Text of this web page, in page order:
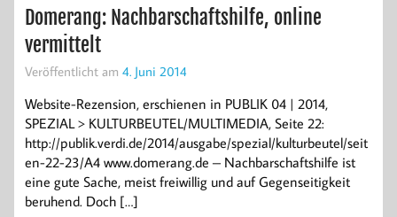
Domerang: Nachbarschaftshilfe, online
vermittelt
Veröffentlicht am 4. Juni 2014
Website-Rezension, erschienen in PUBLIK 04 | 2014,
SPEZIAL > KULTURBEUTEL/MULTIMEDIA, Seite 22:
http://publik.verdi.de/2014/ausgabe/spezial/kulturbeutel/seit
en-22-23/A4 www.domerang.de – Nachbarschaftshilfe ist
eine gute Sache, meist freiwillig und auf Gegenseitigkeit
beruhend. Doch […]